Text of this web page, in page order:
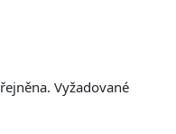
Vyžadované